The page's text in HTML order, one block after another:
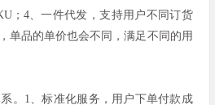
；4、一件代发，支持用户不同订货
单品的单价也会不同，满足不同的用
1、标准化服务，用户下单付款成